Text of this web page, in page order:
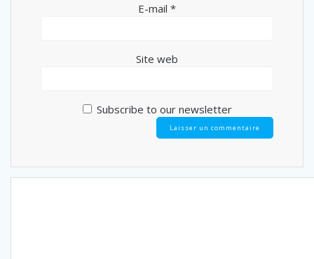
E-mail *
Site web
Subscribe to our newsletter